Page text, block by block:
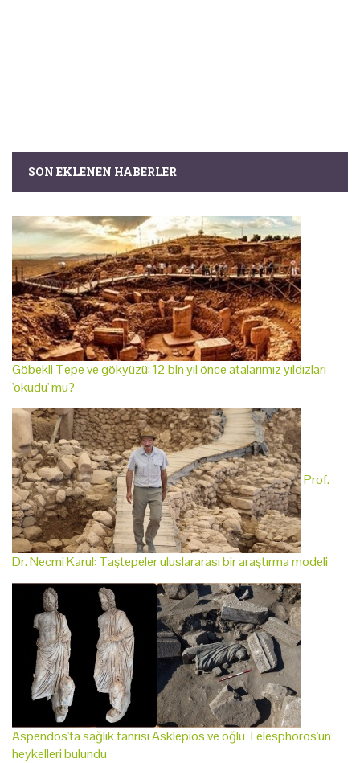
SON EKLENEN HABERLER
Göbekli Tepe ve gökyüzü: 12 bin yıl önce atalarımız yıldızları
'okudu' mu?
Prof.
Dr. Necmi Karul: Taştepeler uluslararası bir araştırma modeli
Aspendos'ta sağlık tanrısı Asklepios ve oğlu Telesphoros'un
heykelleri bulundu